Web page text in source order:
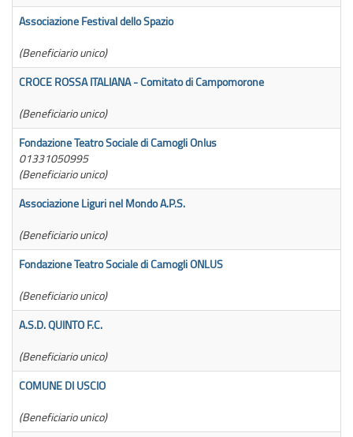
Associazione Festival dello Spazio
(Beneficiario unico)
CROCE ROSSA ITALIANA - Comitato di Campomorone
(Beneficiario unico)
Fondazione Teatro Sociale di Camogli Onlus
01331050995
(Beneficiario unico)
Associazione Liguri nel Mondo A.P.S.
(Beneficiario unico)
Fondazione Teatro Sociale di Camogli ONLUS
(Beneficiario unico)
A.S.D. QUINTO F.C.
(Beneficiario unico)
COMUNE DI USCIO
(Beneficiario unico)